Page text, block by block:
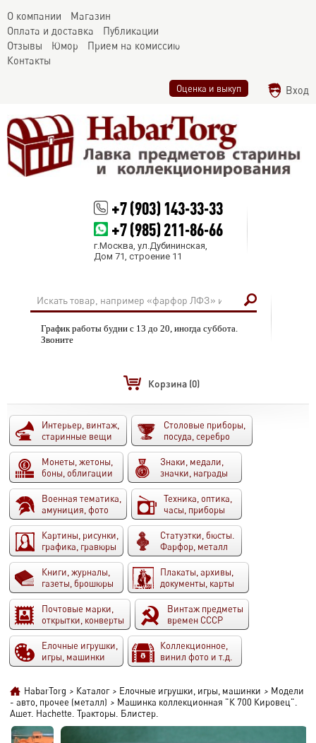
О компании
Магазин
Оплата и доставка
Публикации
Отзывы
Юмор
Прием на комиссию
Контакты
Оценка и выкуп Вход
+7 (903) 143-33-33
+7 (985) 211-86-66
г.Москва, ул.Дубининская,
Дом 71, строение 11
График работы будни с 13 до 20, иногда суббота.
Звоните
Корзина (0)
Интерьер, винтаж,
старинные вещи
Столовые приборы,
посуда, серебро
Монеты, жетоны,
боны, облигации
Знаки, медали,
значки, награды
Военная тематика,
амуниция, фото
Техника, оптика,
часы, приборы
Картины, рисунки,
графика, гравюры
Статуэтки, бюсты.
Фарфор, металл
Книги, журналы,
газеты, брошюры
Плакаты, архивы,
документы, карты
Почтовые марки,
открытки, конверты
Винтаж предметы
времен СССР
Елочные игрушки,
игры, машинки
Коллекционное,
винил фото и т.д.
HabarTorg > Каталог > Елочные игрушки, игры, машинки > Модели
- авто, прочее (металл) > Машинка коллекционная "К 700 Кировец".
Ашет. Hachette. Тракторы. Блистер.